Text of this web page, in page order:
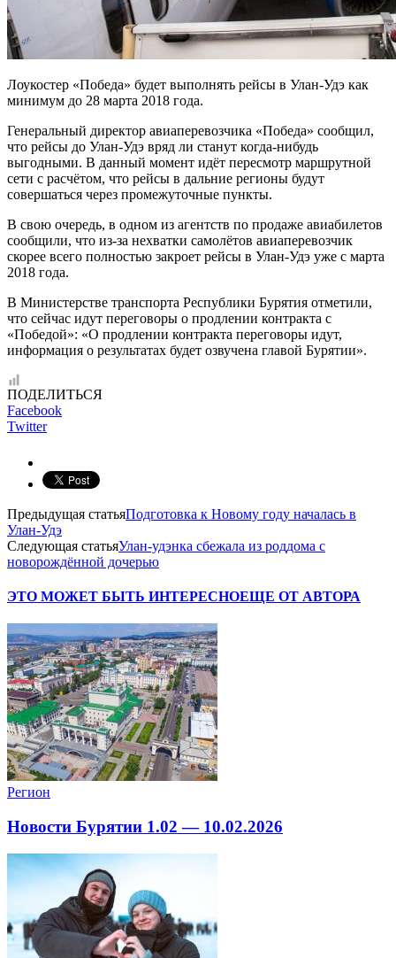
Лоукостер «Победа» будет выполнять рейсы в Улан-Удэ как
минимум до 28 марта 2018 года.
Генеральный директор авиаперевозчика «Победа» сообщил,
что рейсы до Улан-Удэ вряд ли станут когда-нибудь
выгодными. В данный момент идёт пересмотр маршрутной
сети с расчётом, что рейсы в дальние регионы будут
совершаться через промежуточные пункты.
В свою очередь, в одном из агентств по продаже авиабилетов
сообщили, что из-за нехватки самолётов авиаперевозчик
скорее всего полностью закроет рейсы в Улан-Удэ уже с марта
2018 года.
В Министерстве транспорта Республики Бурятия отметили,
что сейчас идут переговоры о продлении контракта с
«Победой»: «О продлении контракта переговоры идут,
информация о результатах будет озвучена главой Бурятии».
ПОДЕЛИТЬСЯ
Facebook
Twitter
Предыдущая статьяПодготовка к Новому году началась в
Улан-Удэ
Следующая статьяУлан-удэнка сбежала из роддома с
новорождённой дочерью
ЭТО МОЖЕТ БЫТЬ ИНТЕРЕСНОЕЩЕ ОТ АВТОРА
Регион
Новости Бурятии 1.02 — 10.02.2026